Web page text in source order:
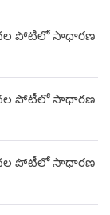
పోటీలో సాధారణ
పోటీలో సాధారణ
పోటీలో సాధారణ